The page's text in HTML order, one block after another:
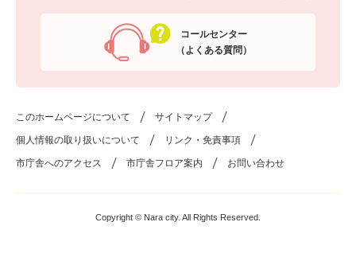
コールセンター
（よくある質問）
このホームページについて サイトマップ
個人情報の取り扱いについて リンク・免責事項
市庁舎へのアクセス 市庁舎フロア案内 お問い合わせ
Copyright © Nara city. All Rights Reserved.